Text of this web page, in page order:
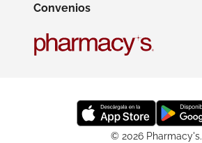
Convenios
© 2026 Pharmacy's.